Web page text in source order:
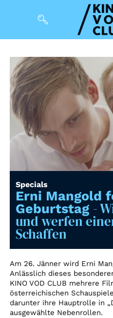
Filme
Magazin
Events
So geht’s
Filmpakete
Gutscheine
&
Account
Suche
Specials
Erni Mangold
Geburtstag -
und werfen
Schaffen
Am 26. Jänner wird Erni
Anlässlich dieses
KINO VOD CLUB mehrere
österreichischen
darunter ihre Hauptrolle in
ausgewählte Nebenrollen.